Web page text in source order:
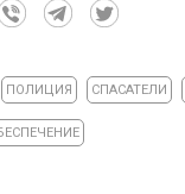
ПОЛИЦИЯ СПАСАТЕЛИ